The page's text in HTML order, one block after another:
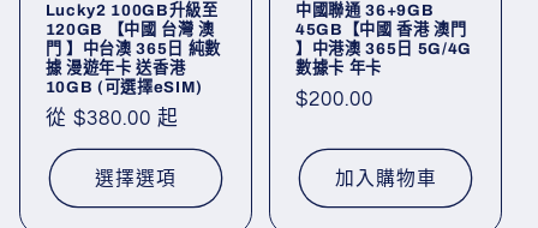
Lucky2 100GB升級至
120GB 【中國 台灣 澳
門 】中台澳 365日 純數
據 漫遊年卡 送香港
10GB (可選擇eSIM)
定
價
從 $380.00 起
選擇選項
中國聯通 36+9GB
45GB【中國 香港 澳門
】中港澳 365日 5G/4G
數據卡 年卡
定
$200.00
加入購物車